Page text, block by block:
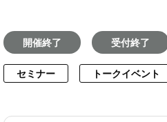
開催終了 受付終了
セミナー トークイベント